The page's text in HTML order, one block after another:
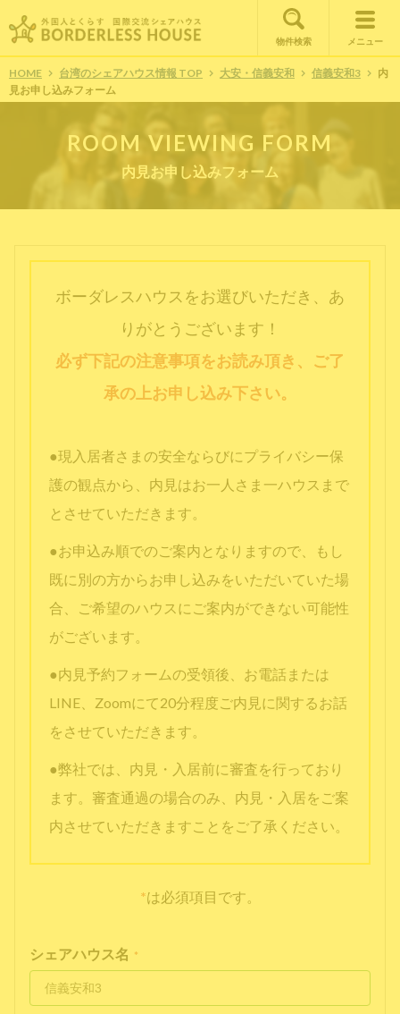
物件検索 メニュー
HOME 台湾のシェアハウス情報 TOP 大安・信義安和 信義安和3
内
見お申し込みフォーム
ROOM VIEWING FORM
内見お申し込みフォーム
ボーダレスハウスをお選びいただき、あ
りがとうございます！
必ず下記の注意事項をお読み頂き、ご了
承の上お申し込み下さい。
●現入居者さまの安全ならびにプライバシー保
護の観点から、内見はお一人さま一ハウスまで
とさせていただきます。
●お申込み順でのご案内となりますので、もし
既に別の方からお申し込みをいただいていた場
合、ご希望のハウスにご案内ができない可能性
がございます。
●内見予約フォームの受領後、お電話または
LINE、Zoomにて20分程度ご内見に関するお話
をさせていただきます。
●弊社では、内見・入居前に審査を行っており
ます。審査通過の場合のみ、内見・入居をご案
内させていただきますことをご了承ください。
*は必須項目です。
シェアハウス名 *